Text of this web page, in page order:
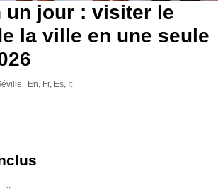
un jour : visiter le
la ville en une seule
En, Fr, Es, It